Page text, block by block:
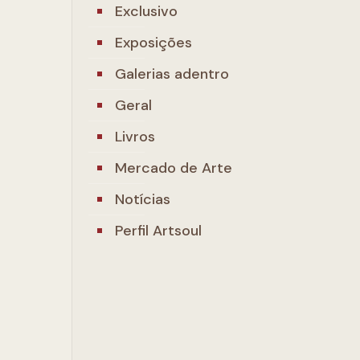
Exclusivo
Exposições
Galerias adentro
Geral
Livros
Mercado de Arte
Notícias
Perfil Artsoul